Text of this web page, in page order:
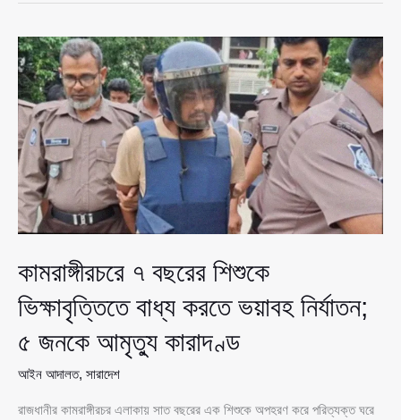
এক
কিশোর
নি’\হত,
সহপাঠী
গ্রে’\প্তা’\র
কামরাঙ্গীরচরে ৭ বছরের শিশুকে
ভিক্ষাবৃত্তিতে বাধ্য করতে ভয়াবহ নির্যাতন;
৫ জনকে আমৃত্যু কারাদণ্ড
আইন আদালত, সারাদেশ
রাজধানীর কামরাঙ্গীরচর এলাকায় সাত বছরের এক শিশুকে অপহরণ করে পরিত্যক্ত ঘরে